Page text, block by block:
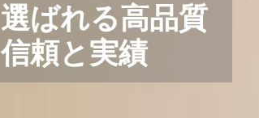
選ばれる高品質
信頼と実績